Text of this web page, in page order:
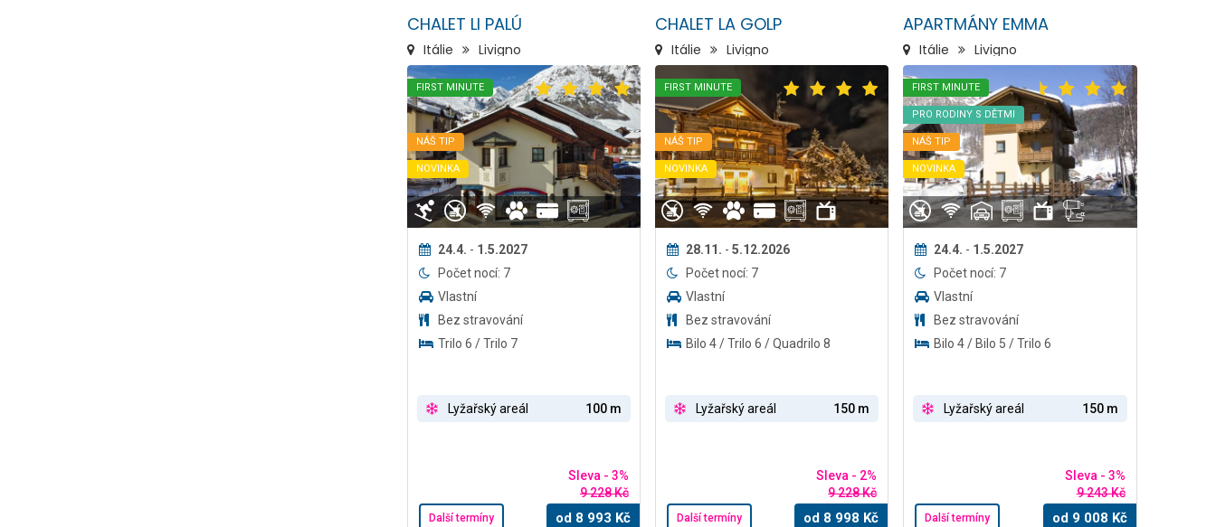
CHALET LI PALÚ
Itálie Livigno
FIRST MINUTE
NÁŠ TIP
NOVINKA
24.4. - 1.5.2027
Počet nocí: 7
Vlastní
Bez stravování
Trilo 6 / Trilo 7
Lyžařský areál 100 m
Sleva - 3%
9 228 Kč
Další termíny od 8 993 Kč
CHALET LA GOLP
Itálie Livigno
FIRST MINUTE
NÁŠ TIP
NOVINKA
28.11. -5.12.2026
Počet nocí: 7
Vlastní
Bez stravování
Bilo 4 / Trilo 6 / Quadrilo 8
Lyžařský areál 150 m
Sleva - 2%
9 228 Kč
Další termíny od 8 998 Kč
APARTMÁNY EMMA
Itálie Livigno
FIRST MINUTE
NÁŠ TIP
NOVINKA
PRO RODINY S DĚTMI
24.4. - 1.5.2027
Počet nocí: 7
Vlastní
Bez stravování
Bilo 4 / Bilo 5 / Trilo 6
Lyžařský areál 150 m
Sleva - 3%
9 243 Kč
Další termíny od 9 008 Kč